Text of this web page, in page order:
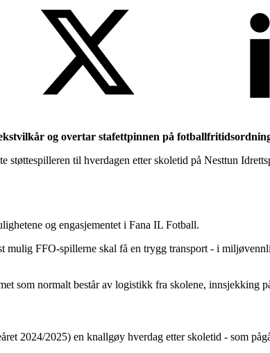
og overtar stafettpinnen på
støttespilleren til hverdagen etter skoletid på Nesttun
og engasjementet i Fana IL Fotball.
mulig FFO-spillerne skal få en trygg transport - i
som normalt består av logistikk fra skolene, innsjekking
2024/2025) en knallgøy hverdag etter skoletid - som